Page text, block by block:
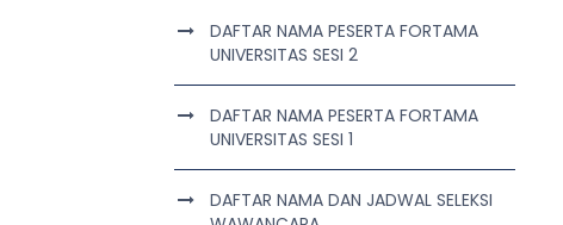
DAFTAR NAMA PESERTA FORTAMA
UNIVERSITAS SESI 2
DAFTAR NAMA PESERTA FORTAMA
UNIVERSITAS SESI 1
DAFTAR NAMA DAN JADWAL SELEKSI